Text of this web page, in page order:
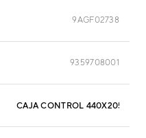
9AGF02738
9359708001
CAJA CONTROL 440X205X50